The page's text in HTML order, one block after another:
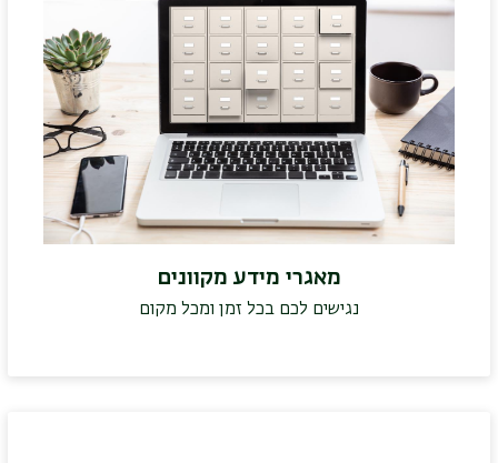
מאגרי מידע מקוונים
נגישים לכם בכל זמן ומכל מקום